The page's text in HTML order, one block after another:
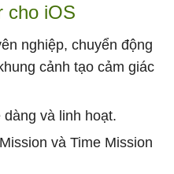
cho iOS
nghiệp, chuyển động
cảnh tạo cảm giác
và linh hoạt.
và Time Mission